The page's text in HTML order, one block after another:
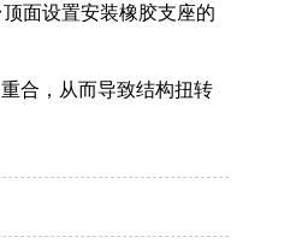
面设置安装橡胶支座的
合，从而导致结构扭转